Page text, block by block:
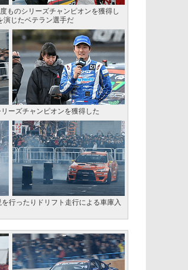
ものシリーズチャンピオンを獲得し
演じたベテラン選手だ
ーズチャンピオンを獲得した
行ったりドリフト走行による車庫入